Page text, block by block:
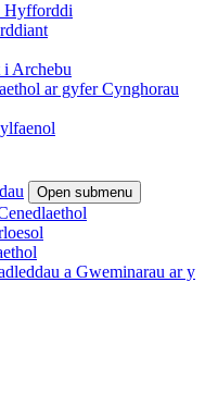
Hyfforddi
Archebu
ar gyfer Cynghorau
Open submenu
a Gweminarau ar y